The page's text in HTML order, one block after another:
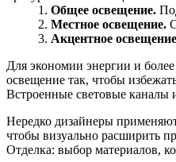
Общее освещение.
Местное освещение.
Акцентное
Для экономии энергии и
освещение так, чтобы
Встроенные световые каналы
Нередко дизайнеры
чтобы визуально расширить
Отделка: выбор материалов,